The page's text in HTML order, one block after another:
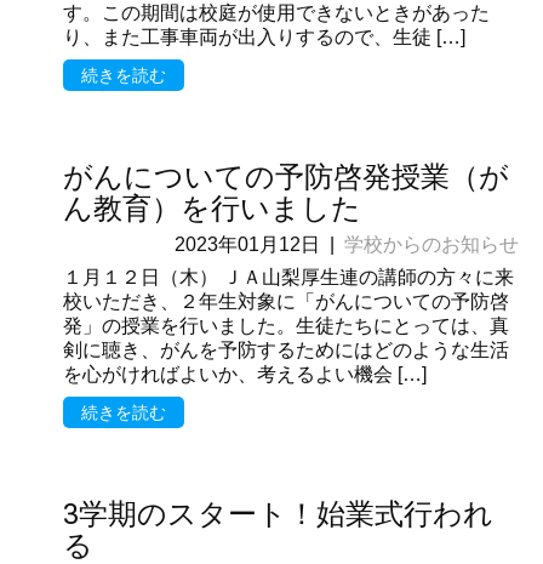
す。この期間は校庭が使用できないときがあった
り、また工事車両が出入りするので、生徒 […]
続きを読む
がんについての予防啓発授業（が
ん教育）を行いました
2023年01月12日
学校からのお知らせ
１月１２日（木） ＪＡ山梨厚生連の講師の方々に来
校いただき、２年生対象に「がんについての予防啓
発」の授業を行いました。生徒たちにとっては、真
剣に聴き、がんを予防するためにはどのような生活
を心がければよいか、考えるよい機会 […]
続きを読む
3学期のスタート！始業式行われ
る